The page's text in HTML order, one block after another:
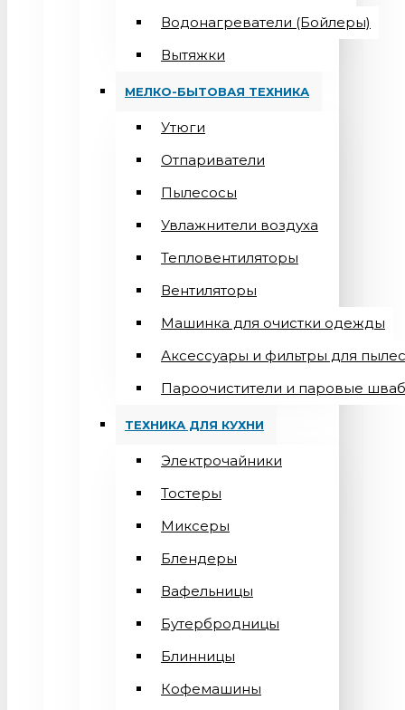
Водонагреватели (Бойлеры)
Вытяжки
МЕЛКО-БЫТОВАЯ ТЕХНИКА
Утюги
Отпариватели
Пылесосы
Увлажнители воздуха
Тепловентиляторы
Вентиляторы
Машинка для очистки одежды
Аксессуары и фильтры для
Пароочистители и паровые
ТЕХНИКА ДЛЯ КУХНИ
Электрочайники
Тостеры
Миксеры
Блендеры
Вафельницы
Бутербродницы
Блинницы
Кофемашины